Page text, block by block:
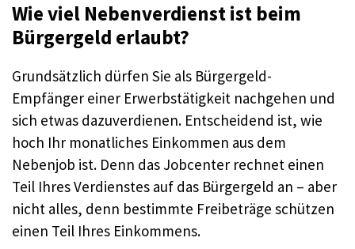
Wie viel Nebenverdienst ist beim
Bürgergeld erlaubt?
Grundsätzlich dürfen Sie als Bürgergeld-
Empfänger einer Erwerbstätigkeit nachgehen und
sich etwas dazuverdienen. Entscheidend ist, wie
hoch Ihr monatliches Einkommen aus dem
Nebenjob ist. Denn das Jobcenter rechnet einen
Teil Ihres Verdienstes auf das Bürgergeld an – aber
nicht alles, denn bestimmte Freibeträge schützen
einen Teil Ihres Einkommens.